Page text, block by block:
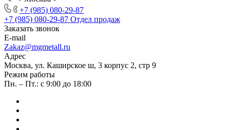
+7 (985) 080-29-87
+7 (985) 080-29-87 Отдел продаж
Заказать звонок
E-mail
Zakaz@mgmetall.ru
Адрес
Москва, ул. Каширское ш, 3 корпус 2, стр 9
Режим работы
Пн. – Пт.: с 9:00 до 18:00